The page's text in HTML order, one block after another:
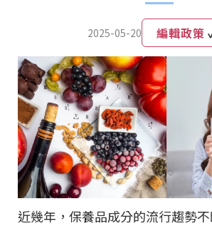
2025-05-20 編輯政策
近幾年，保養品成分的流行趨勢